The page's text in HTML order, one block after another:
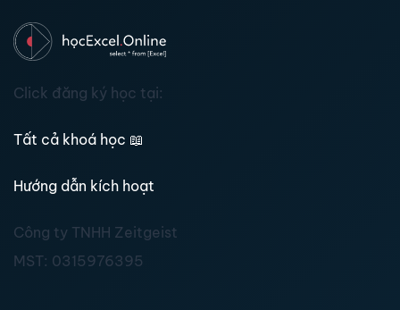
Click đăng ký học tại:
Tất cả khoá học 📖
Hướng dẫn kích hoạt
Công ty TNHH Zeitgeist
MST: 0315976395